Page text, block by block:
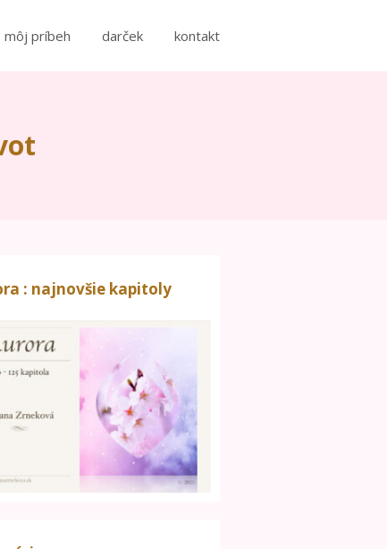
môj príbeh darček kontakt
: najnovšie kapitoly